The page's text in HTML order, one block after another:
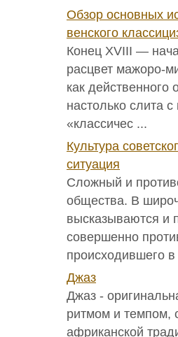
Обзор основных
венского
Конец XVIII —
расцвет мажоро-
как
настолько слита
«классичес ...
Культура
ситуация
Сложный и
общества. В
высказываются и
совершенно
происходившего в
Джаз
Джаз -
ритмом и темпом,
африканской